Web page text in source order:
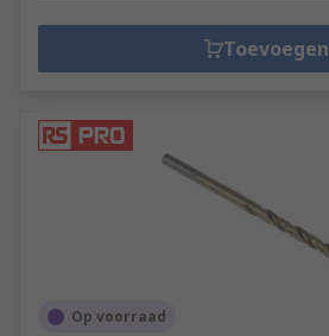
Toevoegen
Op voorraad